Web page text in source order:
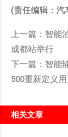
(责任编辑：汽
上一篇： 智能
成都站举行
下一篇： 智能
500重新定义
相关文章